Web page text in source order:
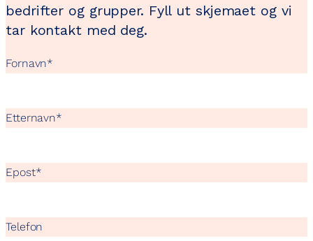
bedrifter og grupper. Fyll ut skjemaet og vi
tar kontakt med deg.
Fornavn*
Etternavn*
Epost*
Telefon